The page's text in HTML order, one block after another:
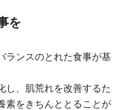
を
ランスのとれた食事が基
し、肌荒れを改善するた
素をきちんととることが